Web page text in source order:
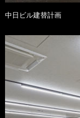
中日ビル建替計画